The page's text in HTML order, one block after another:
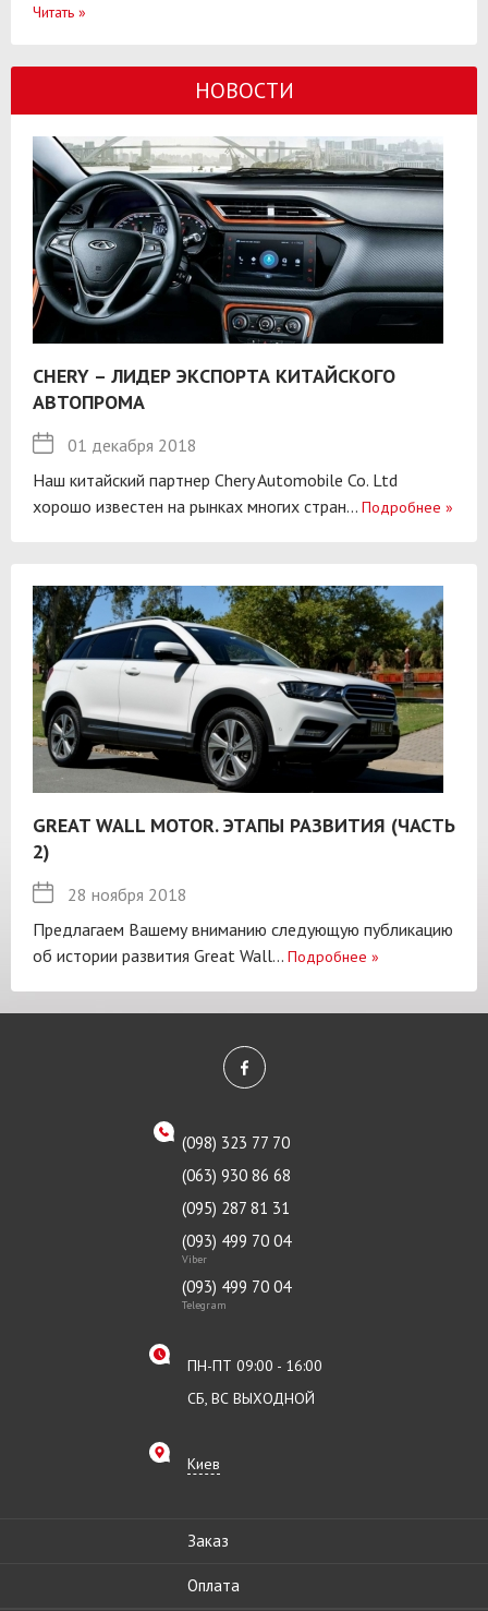
Читать »
НОВОСТИ
CHERY – ЛИДЕР ЭКСПОРТА КИТАЙСКОГО
АВТОПРОМА
01 декабря 2018
Наш китайский партнер Chery Automobile Co. Ltd
хорошо известен на рынках многих стран... Подробнее »
GREAT WALL MOTOR. ЭТАПЫ РАЗВИТИЯ (ЧАСТЬ
2)
28 ноября 2018
Предлагаем Вашему вниманию следующую публикацию
об истории развития Great Wall... Подробнее »
(098) 323 77 70
(063) 930 86 68
(095) 287 81 31
(093) 499 70 04
Viber
(093) 499 70 04
Telegram
ПН-ПТ 09:00 - 16:00
СБ, ВС ВЫХОДНОЙ
Киев
Заказ
Оплата